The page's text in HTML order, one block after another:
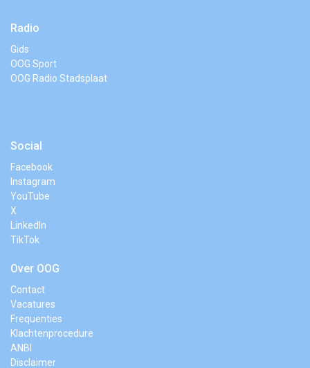
Radio
Gids
OOG Sport
OOG Radio Stadsplaat
Social
Facebook
Instagram
YouTube
X
LinkedIn
TikTok
Over OOG
Contact
Vacatures
Frequenties
Klachtenprocedure
ANBI
Disclaimer